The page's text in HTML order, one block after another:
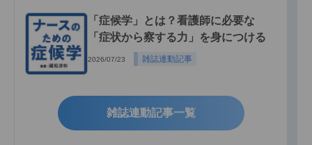
「症候学」とは？看護師に必要な
「症状から察する力」を身につける
2026/07/23 雑誌連動記事
雑誌連動記事一覧